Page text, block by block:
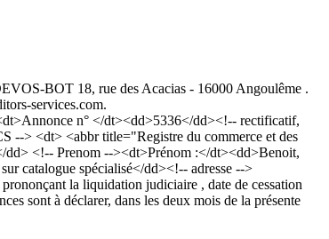
BOT 18, rue des Acacias - 16000 Angoulême .
services.com.
n° </dt><dd>5336</dd><!-- rectificatif,
> <dt> <abbr title="Registre du commerce et des
<!-- Prenom --><dt>Prénom :</dt><dd>Benoit,
catalogue spécialisé</dd><!-- adresse -->
la liquidation judiciaire , date de cessation
sont à déclarer, dans les deux mois de la présente